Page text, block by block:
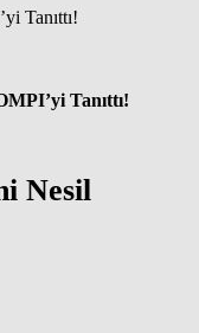
Tanıttı!
Nesil